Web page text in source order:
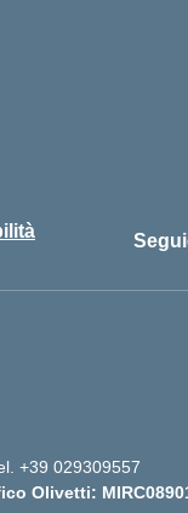
+39 029309557
Olivetti: